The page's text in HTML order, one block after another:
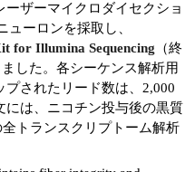
ザーマイクロダイセクショ
ューロンを採取し、
for Illumina Sequencing （終
した。各シーケンス解析用
されたリード数は、2,000
は、ニコチン投与後の黒質
トランスクリプトーム解析